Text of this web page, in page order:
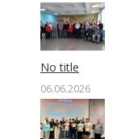
No title
06.06.2026